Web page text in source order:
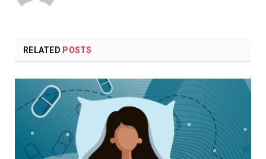
RELATED POSTS